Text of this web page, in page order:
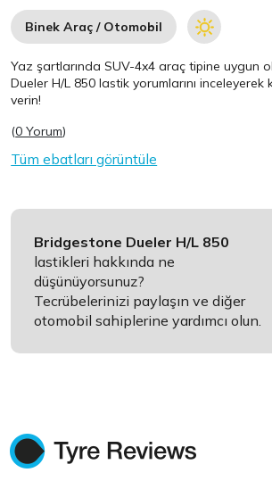
Binek Araç / Otomobil
Yaz şartlarında SUV-4x4 araç tipine uygun
Dueler H/L 850 lastik yorumlarını inceleyerek
verin!
(0 Yorum)
Tüm ebatları görüntüle
Bridgestone Dueler H/L 850
lastikleri hakkında ne
düşünüyorsunuz?
Tecrübelerinizi paylaşın ve diğer
otomobil sahiplerine yardımcı olun.